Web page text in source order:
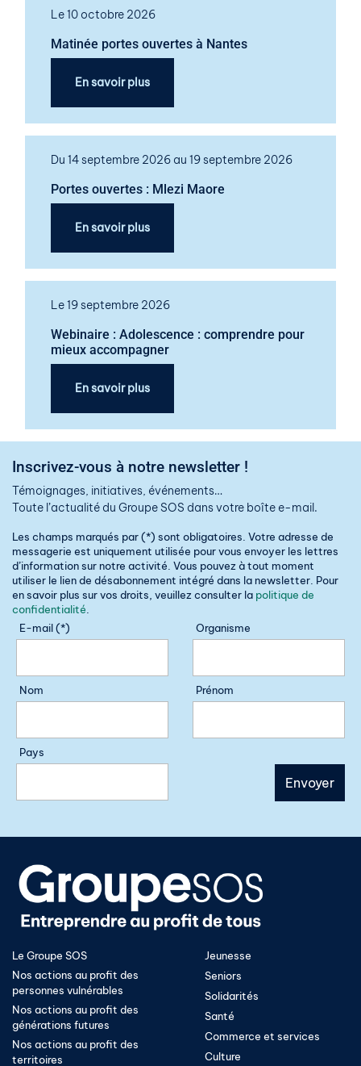
Le 10 octobre 2026
Matinée portes ouvertes à Nantes
En savoir plus
Du 14 septembre 2026 au 19 septembre 2026
Portes ouvertes : Mlezi Maore
En savoir plus
Le 19 septembre 2026
Webinaire : Adolescence : comprendre pour
mieux accompagner
En savoir plus
Inscrivez-vous à notre newsletter !
Témoignages, initiatives, événements…
Toute l’actualité du Groupe SOS dans votre boîte e-mail.
Les champs marqués par (*) sont obligatoires. Votre adresse de
messagerie est uniquement utilisée pour vous envoyer les lettres
d’information sur notre activité. Vous pouvez à tout moment
utiliser le lien de désabonnement intégré dans la newsletter. Pour
en savoir plus sur vos droits, veuillez consulter la politique de
confidentialité
E-mail (*)
Organisme
Nom Prénom
Pays
Le Groupe SOS
Nos actions au profit des
personnes vulnérables
Nos actions au profit des
générations futures
Nos actions au profit des
territoires
Jeunesse
Seniors
Solidarités
Santé
Commerce et services
Culture